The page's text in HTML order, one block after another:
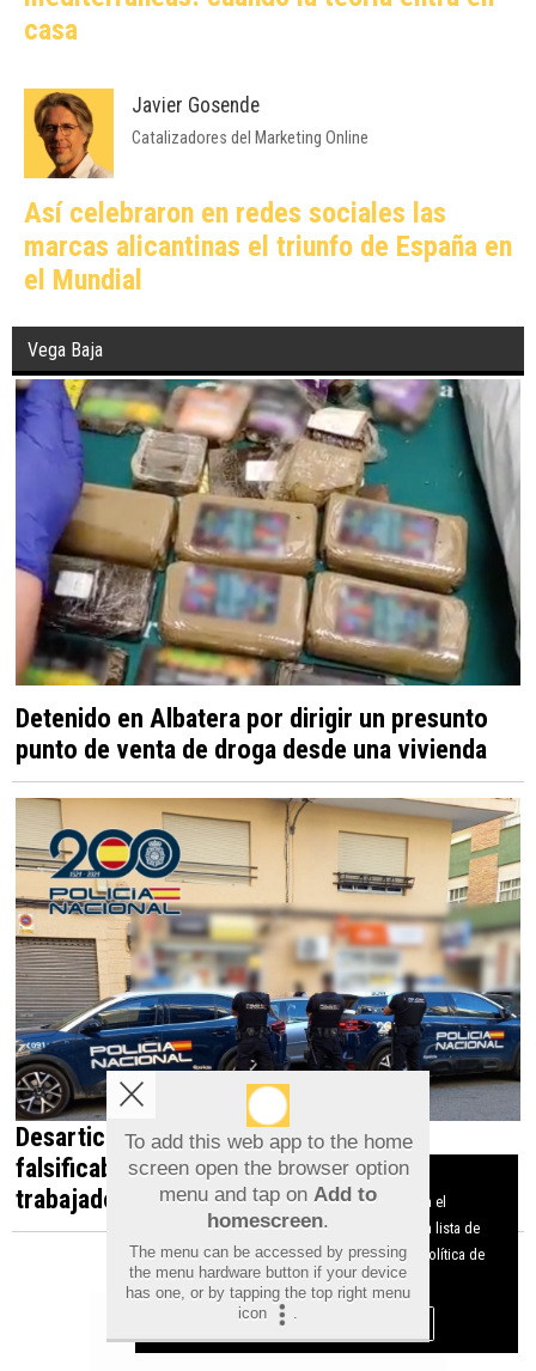
casa
Javier Gosende
Catalizadores del Marketing Online
Así celebraron en redes sociales las
marcas alicantinas el triunfo de España en
el Mundial
Vega Baja
Detenido en Albatera por dirigir un presunto
punto de venta de droga desde una vivienda
Desarticulada en Orihuela una red que
falsificaba documentos para contratar
trabajadores irregulares
To add this web app to the home
screen open the browser option
menu and tap on Add to
homescreen.
The menu can be accessed by pressing
the menu hardware button if your device
has one, or by tapping the top right menu
icon
.
Aviso sobre el Uso de cookies:
Utilizamos cookies nuestras y de terceros para el
funcionamiento del digital. Puedes consultar la lista de
cookies y como desconectarlas. Ver nuestra Política de
Privacidad y Cookies
Aceptar Cookies